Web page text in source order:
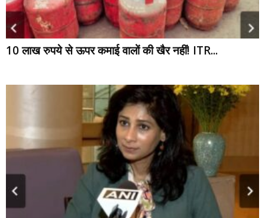
10 लाख रुपये से ऊपर कमाई वालों की खैर नहीं! ITR...